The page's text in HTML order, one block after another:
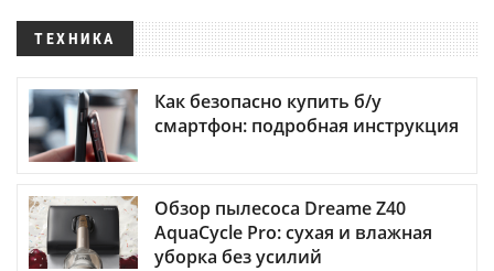
ТЕХНИКА
Как безопасно купить б/у
смартфон: подробная инструкция
Обзор пылесоса Dreame Z40
AquaCycle Pro: сухая и влажная
уборка без усилий